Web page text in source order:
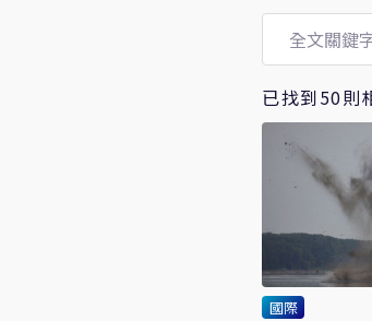
已找到50則
國際